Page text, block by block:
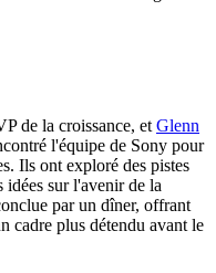
de la croissance, et Glenn
l'équipe de Sony pour
Ils ont exploré des pistes
idées sur l'avenir de la
par un dîner, offrant
cadre plus détendu avant le